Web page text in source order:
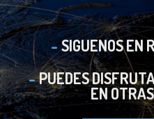
SIGUENOS EN
PUEDES
EN